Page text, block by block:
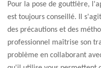
Pour la pose de gouttière,
est toujours conseillé. Il
des précautions et des
professionnel maîtrise son
problème en collaborant